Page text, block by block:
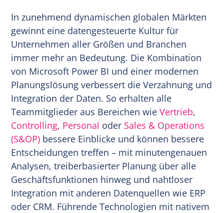
In zunehmend dynamischen globalen Märkten
gewinnt eine datengesteuerte Kultur für
Unternehmen aller Größen und Branchen
immer mehr an Bedeutung. Die Kombination
von Microsoft Power BI und einer modernen
Planungslösung verbessert die Verzahnung und
Integration der Daten. So erhalten alle
Teammitglieder aus Bereichen wieVertrieb,
Controlling, Personal oder Sales & Operations
(S&OP) bessere Einblicke und können bessere
Entscheidungen treffen – mit minutengenauen
Analysen, treiberbasierter Planung über alle
Geschäftsfunktionen hinweg und nahtloser
Integration mit anderen Datenquellen wie ERP
oder CRM. Führende Technologien mit nativem